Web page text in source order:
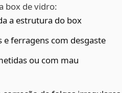
box de vidro:
a estrutura do box
ferragens com desgaste
ou com mau